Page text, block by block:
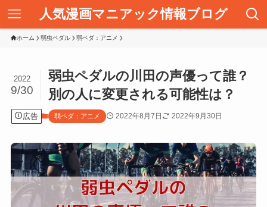
人気漫画マニアック情報ブログ
ホーム 弱虫ペダル 弱ペダ：アニメ
弱虫ペダルの川田の声優って誰？
別の人に変更される可能性は？
2022
9/30
広告 弱ペダ：アニメ 2022年8月7日 2022年9月30日